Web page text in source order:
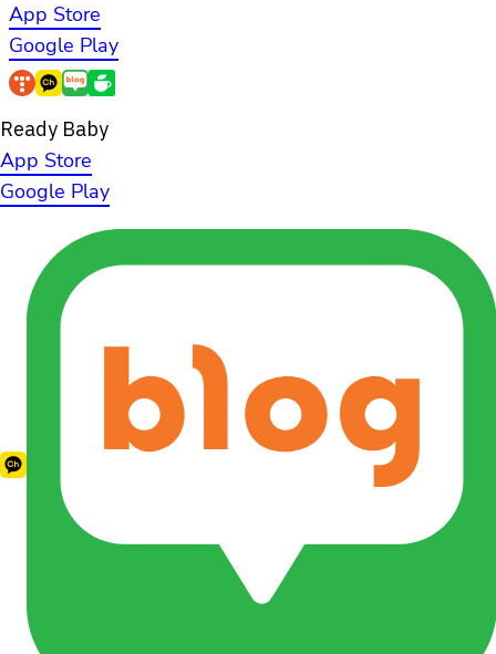
App Store
Google Play
Ready Baby
App Store
Google Play